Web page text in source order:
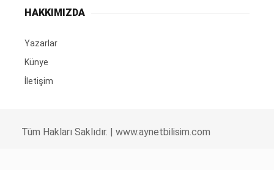
HAKKIMIZDA
Yazarlar
Künye
İletişim
Tüm Hakları Saklıdır. | www.aynetbilisim.com